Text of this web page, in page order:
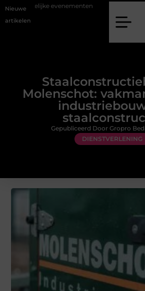
Nieuwe
artikelen
evenementen Alles over flexibele
Molenschot:
DIENSTVERLENING
Gepubliceerd Door Gropro